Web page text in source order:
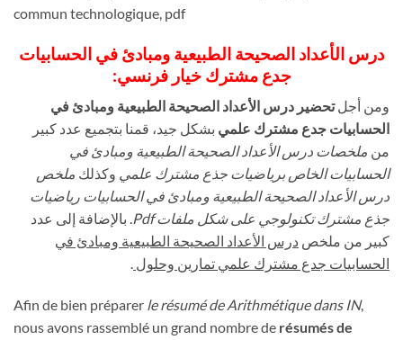
commun technologique, pdf
درس الأعداد الصحيحة الطبيعية ومبادئ في الحسابيات
جدع مشترك خيار فرنسي:
ومن أجلتحضير درس الأعداد الصحيحة الطبيعية ومبادئ في
الحسابيات جدع مشترك علمي بشكل جيد، قمنا بتجميع عدد كبير
من ملخصات درس الأعداد الصحيحة الطبيعية ومبادئ في
الحسابيات الخاص برياضيات جذع مشترك علمي وكذلك ملخص
درس الأعداد الصحيحة الطبيعية ومبادئ في الحسابيات رياضيات
جذع مشترك تكنولوجي على شكل ملفات Pdf
. بالإضافة إلى عدد
كبير من ملخص درس الأعداد الصحيحة الطبيعية ومبادئ في
الحسابيات جدع مشترك علمي تمارين وحلول .
Afin de bien préparer le résumé de Arithmétique dans IN,
nous avons rassemblé un grand nombre de résumés de